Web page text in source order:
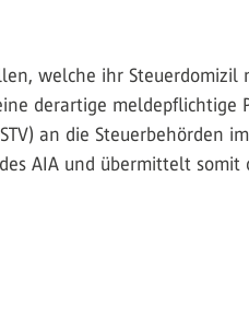
welche ihr Steuerdomizil
derartige meldepflichtige
an die Steuerbehörden
AIA und übermittelt